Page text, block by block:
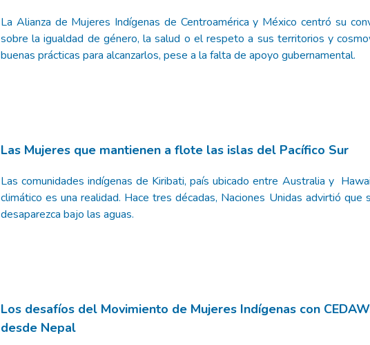
La Alianza de Mujeres Indígenas de Centroamérica y México centró su
sobre la igualdad de género, la salud o el respeto a sus territorios y
buenas prácticas para alcanzarlos, pese a la falta de apoyo gubernamental.
Las Mujeres que mantienen a flote las islas del Pacífico Sur
Las comunidades indígenas de Kiribati, país ubicado entre Australia y
climático es una realidad. Hace tres décadas, Naciones Unidas advirtió que
desaparezca bajo las aguas.
Los desafíos del Movimiento de Mujeres Indígenas con
desde Nepal